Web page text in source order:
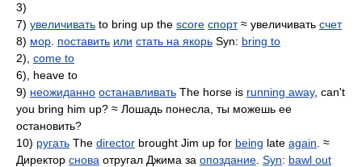
3)
7) увеличивать to bring up the score спорт≈ увеличивать счет
8) мор поставить или стать на якорь Syn: bring to
2), come to
6), heave to
9) неожиданно останавливать The horse is running away, can't
you bring him up? ≈ Лошадь понесла, ты можешь ее
остановить?
10) ругать The director brought Jim up for being late again . ≈
Директор снова отругал Джима за опоздание Syn: bawl out